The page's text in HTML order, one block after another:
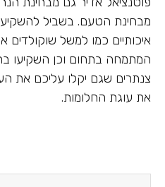
מבחינת הטעם. בשביל
איכותיים כמו למשל
המתמחה בתחום וכן השקיעו
צנתרים שגם יקלו עליכם את
את עוגת החלומות.